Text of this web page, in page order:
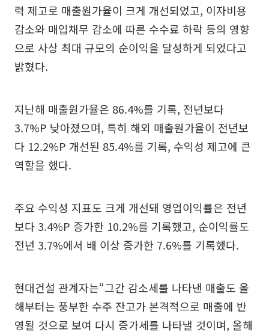
력 제고로 매출원가율이 크게 개선되었고, 이자비용
감소와 매입채무 감소에 따른 수수료 하락 등의 영향
으로 사상 최대 규모의 순이익을 달성하게 되었다고
밝혔다.
지난해 매출원가율은 86.4%를 기록, 전년보다
3.7%P 낮아졌으며, 특히 해외 매출원가율이 전년보
다 12.2%P 개선된 85.4%를 기록, 수익성 제고에 큰
역할을 했다.
주요 수익성 지표도 크게 개선돼 영업이익률은 전년
보다 3.4%P 증가한 10.2%를 기록했고, 순이익률도
전년 3.7%에서 배 이상 증가한 7.6%를 기록했다.
현대건설 관계자는“그간 감소세를 나타낸 매출도 올
해부터는 풍부한 수주 잔고가 본격적으로 매출에 반
영될 것으로 보여 다시 증가세를 나타낼 것이며, 올해